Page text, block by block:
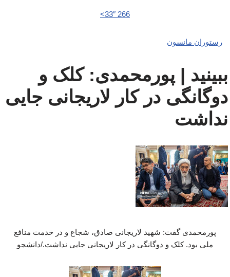
266 33″>
رستوران مانسون
ببینید | پورمحمدی: کلک و
دوگانگی در کار لاریجانی جایی
نداشت
پورمحمدی گفت: شهید لاریجانی صادق، شجاع و در خدمت منافع
ملی بود. کلک و دوگانگی در کار لاریجانی جایی نداشت./دانشجو